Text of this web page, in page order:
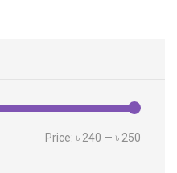
Price: ৳ 240 — ৳ 250